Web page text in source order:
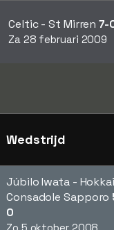
Celtic - St Mirren7-
Za 28 februari 2009
Wedstrijd
Júbilo Iwata -
Consadole Sapporo
0